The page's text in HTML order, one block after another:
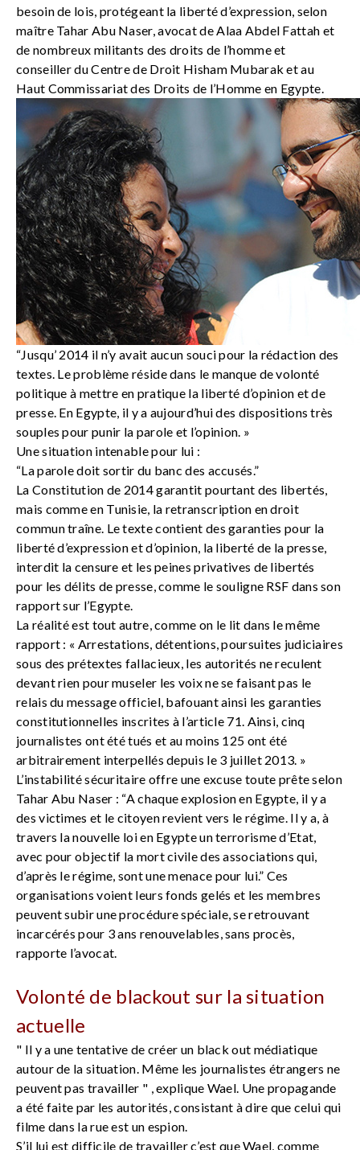
besoin de lois, protégeant la liberté d’expression, selon
maître Tahar Abu Naser, avocat de Alaa Abdel Fattah et
de nombreux militants des droits de l’homme et
conseiller du Centre de Droit Hisham Mubarak et au
Haut Commissariat des Droits de l’Homme en Egypte.
“Jusqu’ 2014 il n’y avait aucun souci pour la rédaction des
textes. Le problème réside dans le manque de volonté
politique à mettre en pratique la liberté d’opinion et de
presse. En Egypte, il y a aujourd’hui des dispositions très
souples pour punir la parole et l’opinion. »
Une situation intenable pour lui :
“La parole doit sortir du banc des accusés.”
La Constitution de 2014 garantit pourtant des libertés,
mais comme en Tunisie, la retranscription en droit
commun traîne. Le texte contient des garanties pour la
liberté d’expression et d’opinion, la liberté de la presse,
interdit la censure et les peines privatives de libertés
pour les délits de presse, comme le souligne RSF dans son
rapport sur l’Egypte.
La réalité est tout autre, comme on le lit dans le même
rapport : « Arrestations, détentions, poursuites judiciaires
sous des prétextes fallacieux, les autorités ne reculent
devant rien pour museler les voix ne se faisant pas le
relais du message officiel, bafouant ainsi les garanties
constitutionnelles inscrites à l’article 71. Ainsi, cinq
journalistes ont été tués et au moins 125 ont été
arbitrairement interpellés depuis le 3 juillet 2013. »
L’instabilité sécuritaire offre une excuse toute prête selon
Tahar Abu Naser : “A chaque explosion en Egypte, il y a
des victimes et le citoyen revient vers le régime. Il y a, à
travers la nouvelle loi en Egypte un terrorisme d’Etat,
avec pour objectif la mort civile des associations qui,
d’après le régime, sont une menace pour lui.” Ces
organisations voient leurs fonds gelés et les membres
peuvent subir une procédure spéciale, se retrouvant
incarcérés pour 3 ans renouvelables, sans procès,
rapporte l’avocat.
Volonté de blackout sur la situation
actuelle
" Il y a une tentative de créer un black out médiatique
autour de la situation. Même les journalistes étrangers ne
peuvent pas travailler " , explique Wael. Une propagande
a été faite par les autorités, consistant à dire que celui qui
filme dans la rue est un espion.
S’il lui est difficile de travailler c’est que Wael, comme